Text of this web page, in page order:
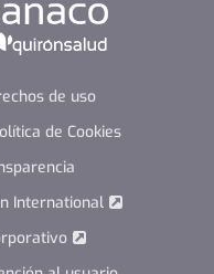
de uso
de Cookies
International